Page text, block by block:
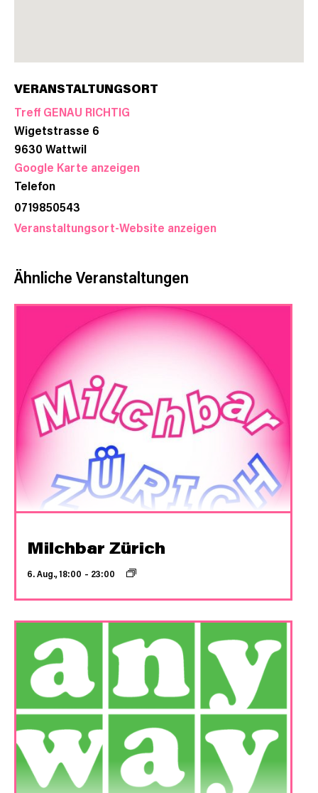
VERANSTALTUNGSORT
Treff GENAU RICHTIG
Wigetstrasse 6
9630 Wattwil
Google Karte anzeigen
Telefon
0719850543
Veranstaltungsort-Website anzeigen
Ähnliche Veranstaltungen
Milchbar Zürich
6. Aug., 18:00 – 23:00